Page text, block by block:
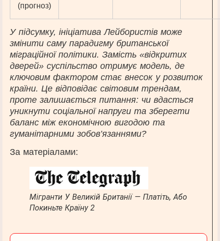
(прогноз)
У підсумку, ініціатива Лейбористів може
змінити саму парадигму британської
міграційної політики. Замість «відкритих
дверей» суспільство отримує модель, де
ключовим фактором стає внесок у розвиток
країни. Це відповідає світовим трендам,
проте залишається питання: чи вдасться
уникнути соціальної напруги та зберегти
баланс між економічною вигодою та
гуманітарними зобов’язаннями?
За матеріалами:
Мігранти У Великій Британії — Платіть, Або
Покиньте Країну 2